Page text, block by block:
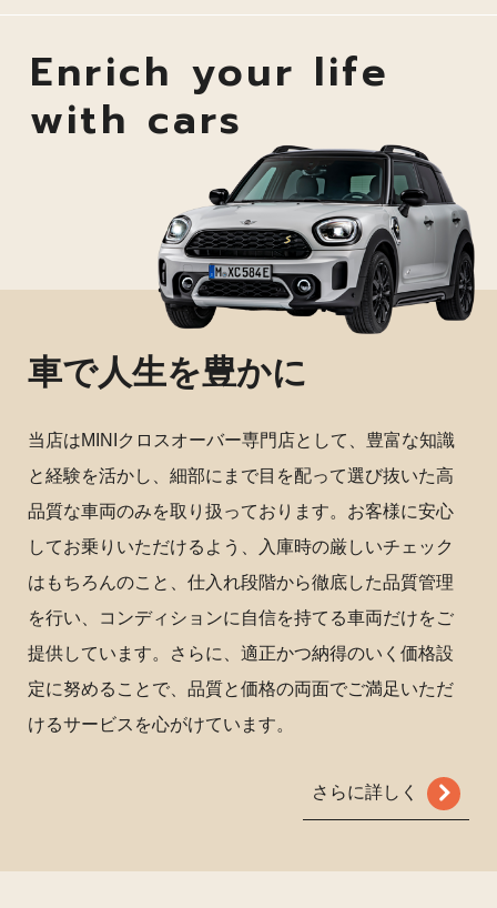
Enrich your life
with cars
車で人生を豊かに
当店はMINIクロスオーバー専門店として、豊富な知識
と経験を活かし、細部にまで目を配って選び抜いた高
品質な車両のみを取り扱っております。お客様に安心
してお乗りいただけるよう、入庫時の厳しいチェック
はもちろんのこと、仕入れ段階から徹底した品質管理
を行い、コンディションに自信を持てる車両だけをご
提供しています。さらに、適正かつ納得のいく価格設
定に努めることで、品質と価格の両面でご満足いただ
けるサービスを心がけています。
さらに詳しく